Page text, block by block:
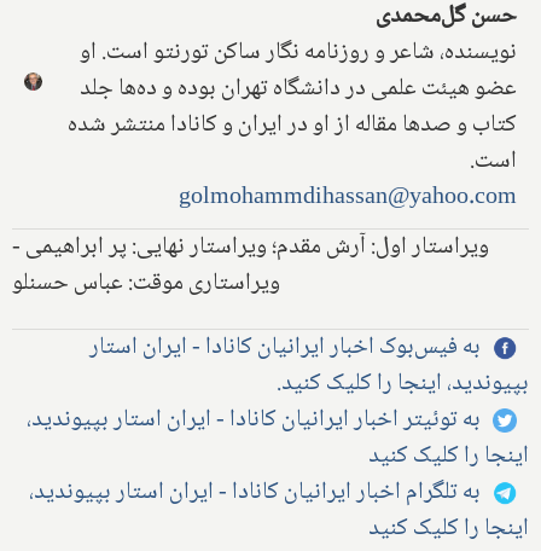
حسن گل‌محمدی
نویسنده، شاعر و روزنامه نگار ساکن تورنتو است. او
عضو هیئت علمی در دانشگاه تهران بوده و ده‌ها جلد
کتاب و صدها مقاله از او در ایران و کانادا منتشر شده
است.
golmohammdihassan@yahoo.com
ویراستار اول: آرش مقدم؛ ویراستار نهایی: پر ابراهیمی -
ویراستاری موقت: عباس حسنلو
به فیس‌بوک اخبار ایرانیان کانادا - ایران استار
بپیوندید، اینجا را کلیک کنید.
به توئیتر اخبار ایرانیان کانادا - ایران استار بپیوندید،
اینجا را کلیک کنید
به تلگرام اخبار ایرانیان کانادا - ایران استار بپیوندید،
اینجا را کلیک کنید